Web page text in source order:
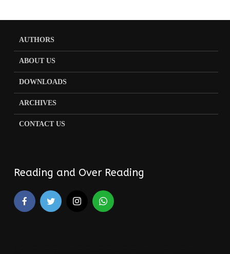
AUTHORS
ABOUT US
DOWNLOADS
ARCHIVES
CONTACT US
Reading and Over Reading